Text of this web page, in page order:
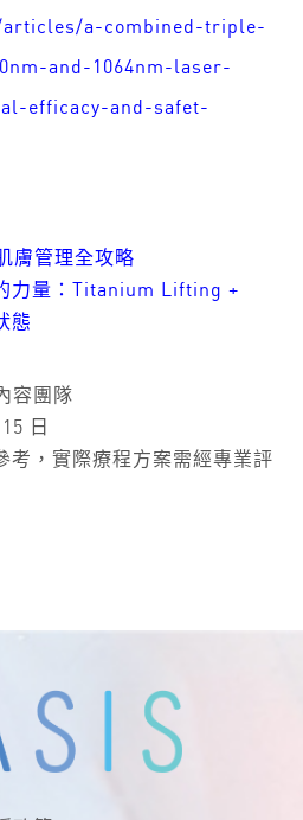
a-combined-triple-
and-1064nm-laser-
efficacy-and-safet-
膚管理全攻略
力量：Titanium Lifting +
態
容團隊
日
考，實際療程方案需經專業評